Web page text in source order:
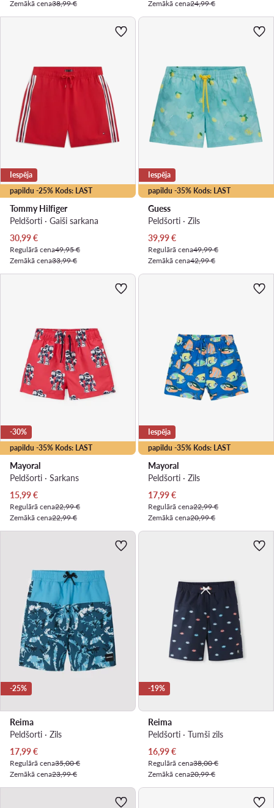
Zemākā cena38,99 € Zemākā cena24,99 €
papildu -25% Kods: LAST
Iespēja
Tommy Hilfiger
Peldšorti · Gaiši sarkana
Pašreizējā cena
30,99€
Regulārā cena49,95 €
Zemākā cena33,99 €
papildu -35% Kods: LAST
Iespēja
Guess
Peldšorti · Zils
Pašreizējā cena
39,99€
Regulārā cena49,99 €
Zemākā cena42,99 €
papildu -35% Kods: LAST
-30%
Mayoral
Peldšorti · Sarkans
Pašreizējā cena
15,99€
Regulārā cena22,99 €
Zemākā cena22,99 €
papildu -35% Kods: LAST
Iespēja
Mayoral
Peldšorti · Zils
Pašreizējā cena
17,99€
Regulārā cena22,99 €
Zemākā cena20,99 €
-25%
Reima
Peldšorti · Zils
Pašreizējā cena
17,99€
Regulārā cena35,00 €
Zemākā cena23,99 €
-19%
Reima
Peldšorti · Tumši zils
Pašreizējā cena
16,99€
Regulārā cena38,00 €
Zemākā cena20,99 €